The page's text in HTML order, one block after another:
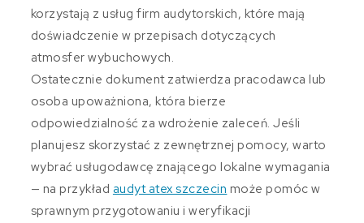
korzystają z usług firm audytorskich, które mają
doświadczenie w przepisach dotyczących
atmosfer wybuchowych.
Ostatecznie dokument zatwierdza pracodawca lub
osoba upoważniona, która bierze
odpowiedzialność za wdrożenie zaleceń. Jeśli
planujesz skorzystać z zewnętrznej pomocy, warto
wybrać usługodawcę znającego lokalne wymagania
— na przykład audyt atex szczecin może pomóc w
sprawnym przygotowaniu i weryfikacji